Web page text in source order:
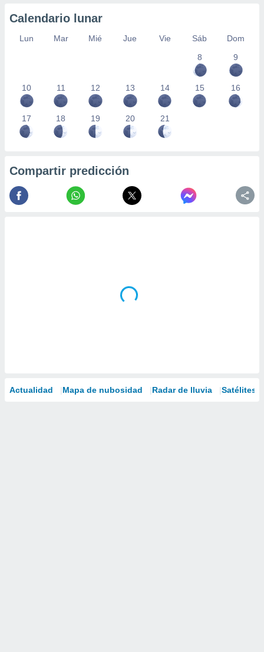
Calendario lunar
Lun Mar Mié Jue Vie Sáb
Dom
8
9
10 11 12 13 14 15 16
17 18 19 20 21
Compartir predicción
Actualidad Mapa de nubosidad Radar de lluvia Satélites